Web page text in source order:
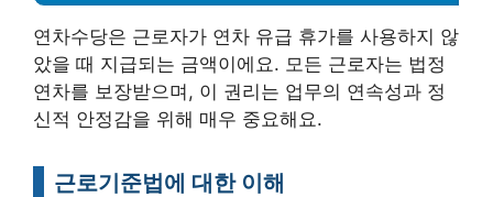
연차수당은 근로자가 연차 유급 휴가를 사용하지 않
았을 때 지급되는 금액이에요. 모든 근로자는 법정
연차를 보장받으며, 이 권리는 업무의 연속성과 정
신적 안정감을 위해 매우 중요해요.
근로기준법에 대한 이해